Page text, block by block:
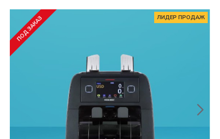
ЛИДЕР ПРОДАЖ
ПОД ЗАКАЗ